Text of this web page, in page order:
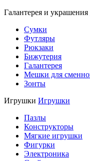
Галантерея и украшения
Сумки
Футляры
Рюкзаки
Бижутерия
Галантерея
Мешки для
Зонты
Игрушки Игрушки
Пазлы
Конструкторы
Мягкие игрушки
Фигурки
Электроника